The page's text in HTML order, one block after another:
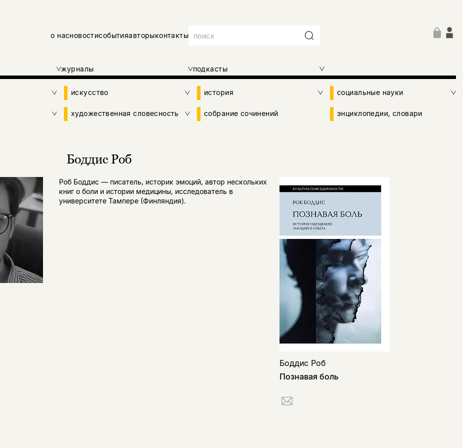
о насновостисобытияавторыконтакты
журналы подкасты
искусство история социальные науки
художественная словесность собрание сочинений энциклопедии, словари
Боддис Роб
Роб Боддис — писатель, историк эмоций, автор нескольких
книг о боли и истории медицины, исследователь в
университете Тампере (Финляндия).
Боддис Роб
Познавая боль